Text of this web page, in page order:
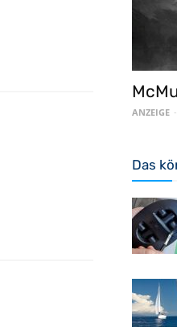
ANZEIGE -
Das